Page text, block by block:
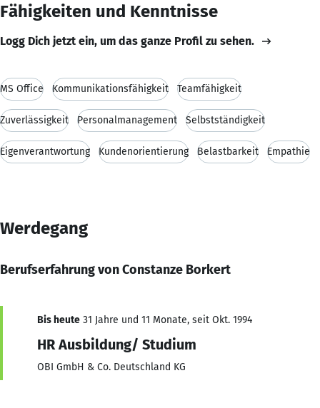
Fähigkeiten und Kenntnisse
Logg Dich jetzt ein, um das ganze Profil zu sehen.
MS Office Kommunikationsfähigkeit Teamfähigkeit
Zuverlässigkeit Personalmanagement Selbstständigkeit
Eigenverantwortung Kundenorientierung Belastbarkeit Empathie
Werdegang
Berufserfahrung von Constanze Borkert
Bis heute 31 Jahre und 11 Monate, seit Okt. 1994
HR Ausbildung/ Studium
OBI GmbH & Co. Deutschland KG